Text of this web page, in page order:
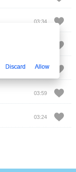
03:34
04:31
03:59
03:24
Discard Allow